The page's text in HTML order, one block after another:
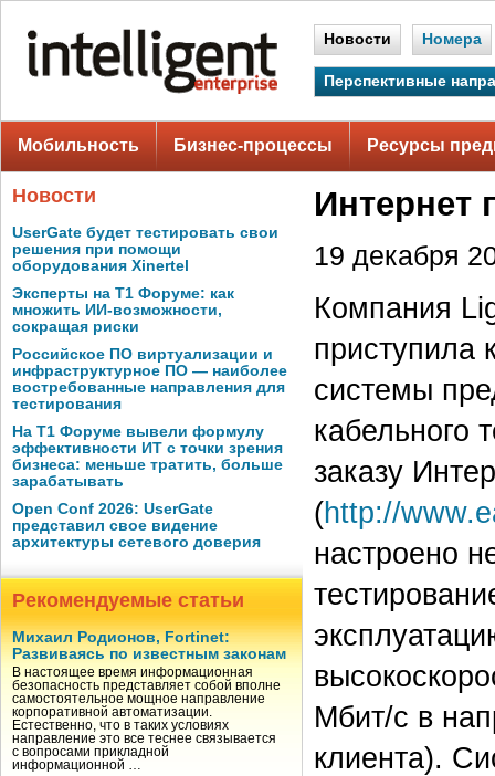
Новости Номера
Перспективные
Мобильность Бизнес-процессы Ресурсы
Новости
UserGate будет тестировать свои
решения при помощи
оборудования Xinertel
Эксперты на Т1 Форуме: как
множить ИИ-возможности,
сокращая риски
Российское ПО виртуализации и
инфраструктурное ПО — наиболее
востребованные направления для
тестирования
На Т1 Форуме вывели формулу
эффективности ИТ с точки зрения
бизнеса: меньше тратить, больше
зарабатывать
Open Conf 2026: UserGate
представил свое видение
архитектуры сетевого доверия
Рекомендуемые статьи
Михаил Родионов, Fortinet:
Развиваясь по известным законам
В настоящее время информационная
безопасность представляет собой вполне
самостоятельное мощное направление
корпоративной автоматизации.
Естественно, что в таких условиях
направление это все теснее связывается
с вопросами прикладной
информационной …
Интернет
19 декабря
Компания
приступила
системы
кабельного
заказу
(http://
настроено
Мбит/с в
клиента).